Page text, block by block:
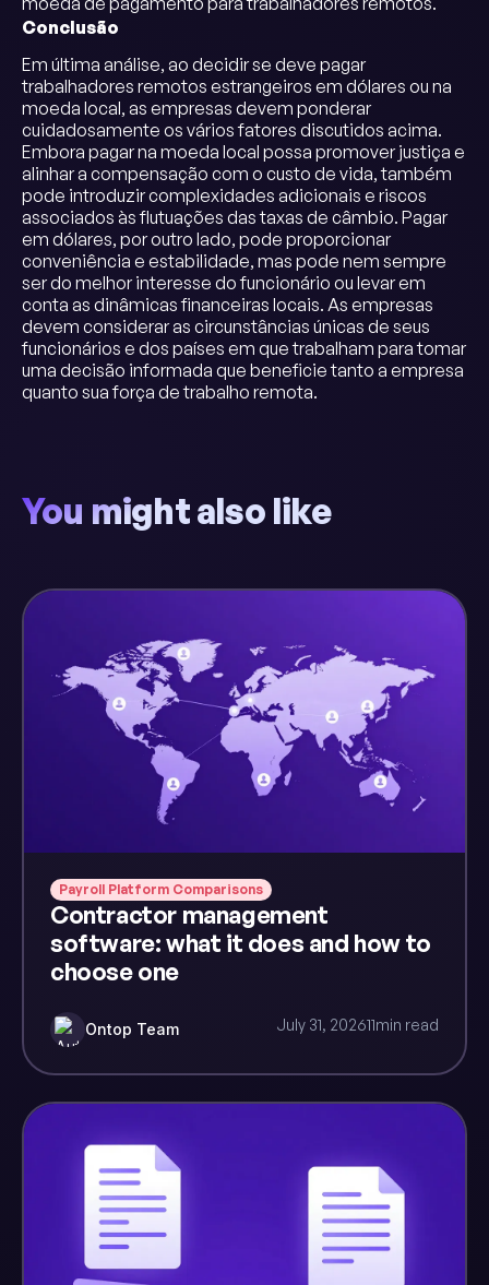
Conclusão
Em última análise, ao decidir se deve pagar
trabalhadores remotos estrangeiros em dólares ou na
moeda local, as empresas devem ponderar
cuidadosamente os vários fatores discutidos acima.
Embora pagar na moeda local possa promover justiça e
alinhar a compensação com o custo de vida, também
pode introduzir complexidades adicionais e riscos
associados às flutuações das taxas de câmbio. Pagar
em dólares, por outro lado, pode proporcionar
conveniência e estabilidade, mas pode nem sempre
ser do melhor interesse do funcionário ou levar em
conta as dinâmicas financeiras locais. As empresas
devem considerar as circunstâncias únicas de seus
funcionários e dos países em que trabalham para tomar
uma decisão informada que beneficie tanto a empresa
quanto sua força de trabalho remota.
You might also like
Payroll Platform Comparisons
Contractor management
software: what it does and how to
choose one
Ontop Team July 31, 202611min read